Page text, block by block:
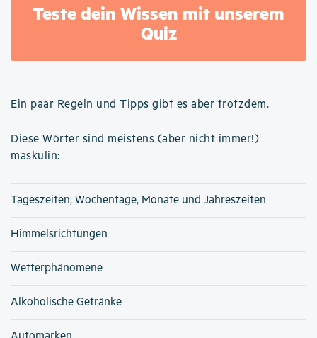
Teste dein Wissen mit unserem
Quiz
Ein paar Regeln und Tipps gibt es aber trotzdem.
Diese Wörter sind meistens (aber nicht immer!)
maskulin:
Tageszeiten, Wochentage, Monate und Jahreszeiten
Himmelsrichtungen
Wetterphänomene
Alkoholische Getränke